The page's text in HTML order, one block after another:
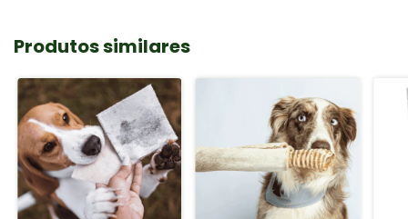
Produtos similares